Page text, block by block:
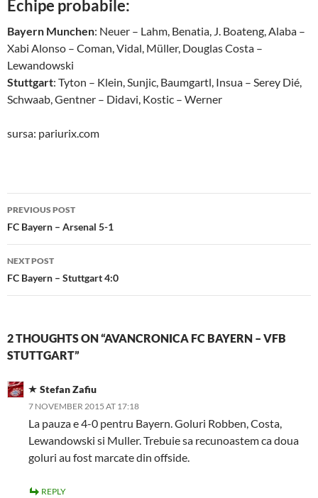
Echipe probabile:
Bayern Munchen: Neuer – Lahm, Benatia, J. Boateng, Alaba –
Xabi Alonso – Coman, Vidal, Müller, Douglas Costa –
Lewandowski
Stuttgart: Tyton – Klein, Sunjic, Baumgartl, Insua – Serey Dié,
Schwaab, Gentner – Didavi, Kostic – Werner
sursa: pariurix.com
Post
navigation
PREVIOUS POST
FC Bayern – Arsenal 5-1
NEXT POST
FC Bayern – Stuttgart 4:0
2 THOUGHTS ON “AVANCRONICA FC BAYERN – VFB
STUTTGART”
Stefan Zafiu
7 NOVEMBER 2015 AT 17:18
La pauza e 4-0 pentru Bayern. Goluri Robben, Costa,
Lewandowski si Muller. Trebuie sa recunoastem ca doua
goluri au fost marcate din offside.
REPLY